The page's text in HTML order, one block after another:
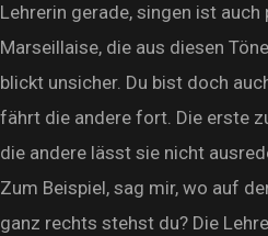
Lehrerin gerade, singen ist
Marseillaise, die aus diesen
blickt unsicher. Du bist doch
fährt die andere fort. Die erste
die andere lässt sie nicht
Zum Beispiel, sag mir, wo auf
ganz rechts stehst du? Die